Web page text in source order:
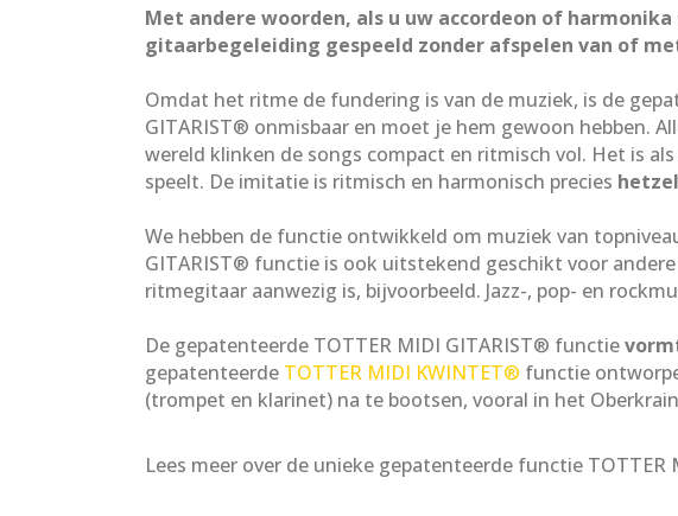
Met andere woorden, als u uw accordeon of
gitaarbegeleiding gespeeld zonder afspelen van of
Omdat het ritme de fundering is van de muziek, is de
GITARIST® onmisbaar en moet je hem gewoon hebben.
wereld klinken de songs compact en ritmisch vol. Het is
speelt. De imitatie is ritmisch en harmonisch precies
We hebben de functie ontwikkeld om muziek van
GITARIST® functie is ook uitstekend geschikt voor
ritmegitaar aanwezig is, bijvoorbeeld. Jazz-, pop- en
De gepatenteerde TOTTER MIDI GITARIST® functie
gepatenteerde TOTTER MIDI KWINTET® functie
(trompet en klarinet) na te bootsen, vooral in het
Lees meer over de unieke gepatenteerde functie TOTTER